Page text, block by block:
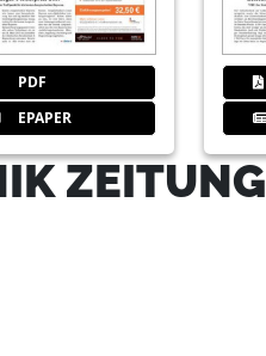
PDF
EPAPER
ZEITUNG